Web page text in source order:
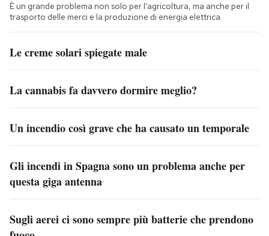
È un grande problema non solo per l'agricoltura, ma anche per il
trasporto delle merci e la produzione di energia elettrica
Le creme solari spiegate male
La cannabis fa davvero dormire meglio?
Un incendio così grave che ha causato un temporale
Gli incendi in Spagna sono un problema anche per
questa giga antenna
Sugli aerei ci sono sempre più batterie che prendono